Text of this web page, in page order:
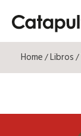
Home/Libros/